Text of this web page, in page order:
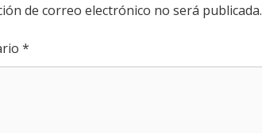
de correo electrónico no será publicada.
*